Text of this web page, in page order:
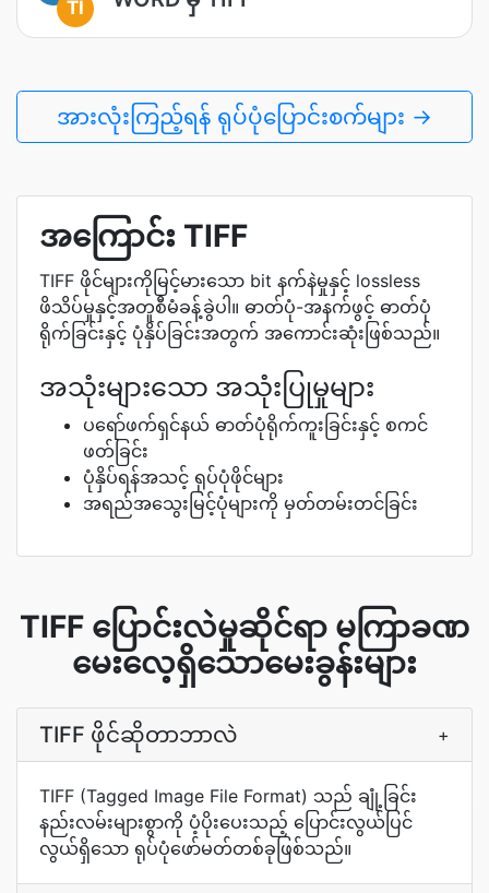
TI
အားလုံးကြည့်ရန် ရုပ်ပုံပြောင်းစက်များ →
အကြောင်း TIFF
TIFF ဖိုင်များကိုမြင့်မားသော bit နက်နဲမှုနှင့် lossless
ဖိသိပ်မှုနှင့်အတူစီမံခန့်ခွဲပါ။ ဓာတ်ပုံ-အနက်ဖွင့် ဓာတ်ပုံ
ရိုက်ခြင်းနှင့် ပုံနှိပ်ခြင်းအတွက် အကောင်းဆုံးဖြစ်သည်။
အသုံးများသော အသုံးပြုမှုများ
ပရော်ဖက်ရှင်နယ် ဓာတ်ပုံရိုက်ကူးခြင်းနှင့် စကင်
ဖတ်ခြင်း
ပုံနှိပ်ရန်အသင့် ရုပ်ပုံဖိုင်များ
အရည်အသွေးမြင့်ပုံများကို မှတ်တမ်းတင်ခြင်း
TIFF ပြောင်းလဲမှုဆိုင်ရာ မကြာခဏ
မေးလေ့ရှိသောမေးခွန်းများ
TIFF ဖိုင်ဆိုတာဘာလဲ +
TIFF (Tagged Image File Format) သည် ချုံ့ခြင်း
နည်းလမ်းများစွာကို ပံ့ပိုးပေးသည့် ပြောင်းလွယ်ပြင်
လွယ်ရှိသော ရုပ်ပုံဖော်မတ်တစ်ခုဖြစ်သည်။